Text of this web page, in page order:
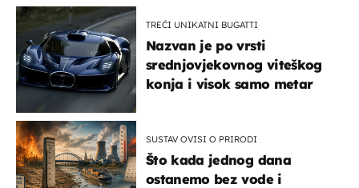
TREĆI UNIKATNI BUGATTI
Nazvan je po vrsti
srednjovjekovnog viteškog
konja i visok samo metar
SUSTAV OVISI O PRIRODI
Što kada jednog dana
ostanemo bez vode i